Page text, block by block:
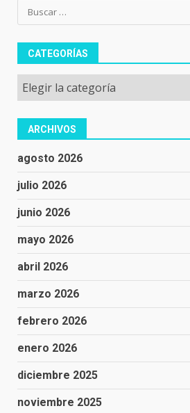
Buscar:
CATEGORÍAS
Categorías
ARCHIVOS
agosto 2026
julio 2026
junio 2026
mayo 2026
abril 2026
marzo 2026
febrero 2026
enero 2026
diciembre 2025
noviembre 2025